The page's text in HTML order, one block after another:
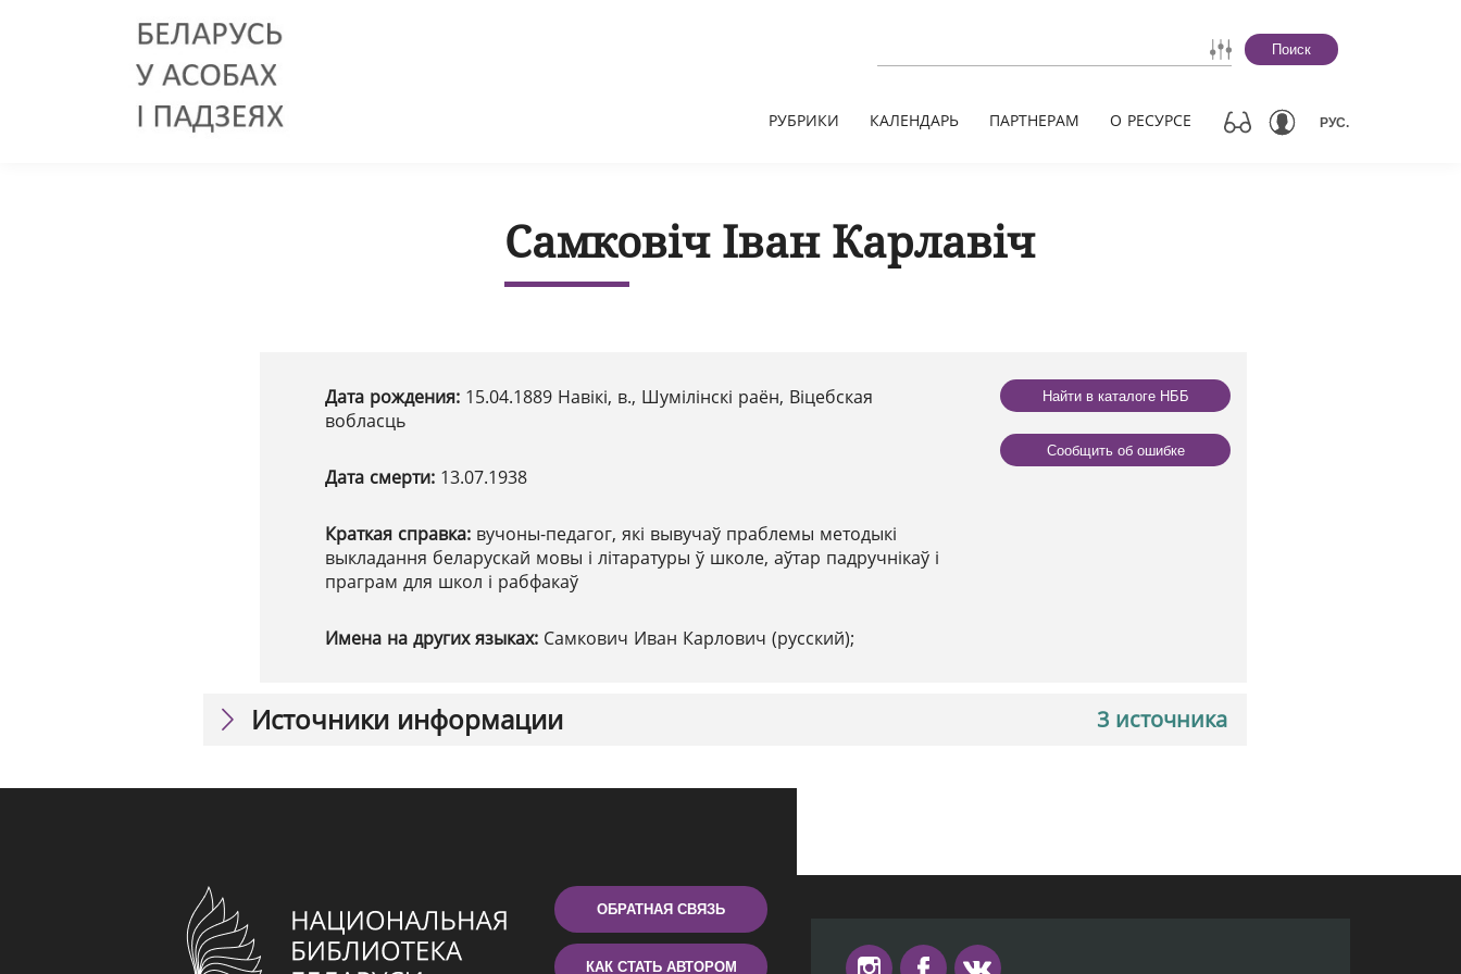
Поиск
РУБРИКИ КАЛЕНДАРЬ ПАРТНЕРАМ О РЕСУРСЕ РУС.
Самковіч Іван Карлавіч
Дата рождения: 15.04.1889 Навікі, в., Шумілінскі раён, Віцебская
вобласць
Дата смерти: 13.07.1938
Краткая справка: вучоны-педагог, які вывучаў праблемы методыкі
выкладання беларускай мовы і літаратуры ў школе, аўтар падручнікаў і
праграм для школ і рабфакаў
Имена на других языках: Самкович Иван Карлович (русский);
Найти в каталоге НББ
Сообщить об ошибке
3 источника
Источники информации
ОБРАТНАЯ СВЯЗЬ
КАК СТАТЬ АВТОРОМ